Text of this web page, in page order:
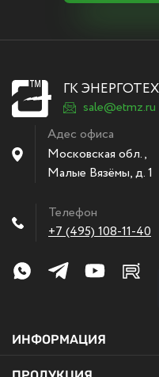
ГК
sale@etmz.ru
Адес офиса
Московская обл.,
Малые Вязёмы,д. 1
Телефон
+7 (495) 108-11-40
ИНФОРМАЦИЯ